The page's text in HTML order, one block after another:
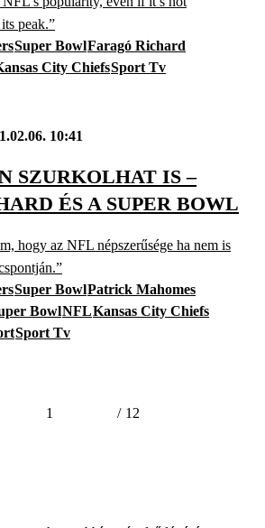
peak.”
Super BowlFaragó Richard
City ChiefsSport Tv
10:41
SZURKOLHAT IS –
ÉS A SUPER BOWL
hogy az NFL népszerűsége ha nem is
Super BowlPatrick Mahomes
BowlNFLKansas City Chiefs
Sport Tv
1 / 12